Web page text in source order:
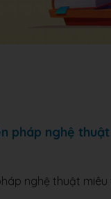
pháp nghệ
nghệ thuật